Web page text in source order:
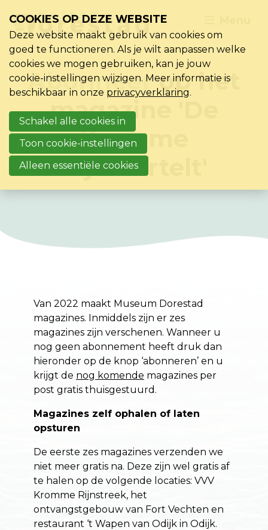
Abonneerop het
magazine 'De
Kromme
Rijn Vertelt'
Van 2022 maakt Museum Dorestad
magazines. Inmiddels zijn er zes
magazines zijn verschenen. Wanneer u
nog geen abonnement heeft druk dan
hieronder op de knop ‘abonneren’ en u
krijgt de nog komende magazines per
post gratis thuisgestuurd.
Magazines zelf ophalen of laten
opsturen
De eerste zes magazines verzenden we
niet meer gratis na. Deze zijn wel gratis af
te halen op de volgende locaties: VVV
Kromme Rijnstreek, het
ontvangstgebouw van Fort Vechten en
restaurant ‘t Wapen van Odijk in Odijk.
COOKIES OP DEZE WEBSITE
Deze website maakt gebruik van cookies om
goed te functioneren. Als je wilt aanpassen welke
cookies we mogen gebruiken, kan je jouw
cookie-instellingen wijzigen. Meer informatie is
beschikbaar in onze privacyverklaring.
Schakel alle cookies in
Toon cookie-instellingen
Alleen essentiële cookies